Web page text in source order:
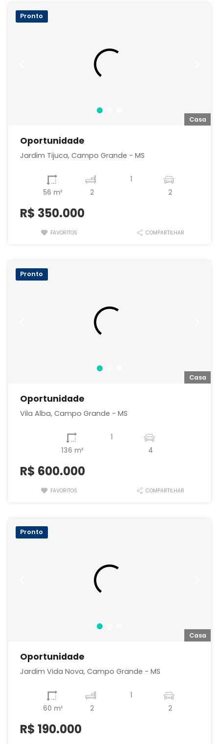
Casa
Pronto
Oportunidade
Jardim Tijuca, Campo Grande - MS
56 m² 2
1
2
R$ 350.000
FAVORITOS COMPARTILHAR
Casa
Pronto
Oportunidade
Vila Alba, Campo Grande - MS
136 m²
1
4
R$ 600.000
FAVORITOS COMPARTILHAR
Casa
Pronto
Oportunidade
Jardim Vida Nova, Campo Grande - MS
60 m² 2
1
2
R$ 190.000